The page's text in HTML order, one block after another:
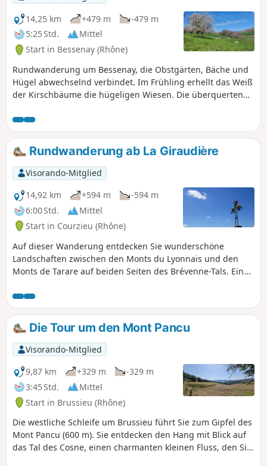
14,25 km
+479 m
-479 m
5:25 Std.
Mittel
Start in Bessenay (Rhône)
Rundwanderung um Bessenay, die Obstgärten, Bäche und
Hügel abwechselnd verbindet. Im Frühling erhellt das Weiß
der Kirschbäume die hügeligen Wiesen. Die überquerten
typische Strecke.
Rundwanderung ab La Giraudière
Visorando-Mitglied
14,92 km
+594 m
-594 m
6:00 Std.
Mittel
Start in Courzieu (Rhône)
Auf dieser Wanderung entdecken Sie wunderschöne
Landschaften zwischen den Monts du Lyonnais und den
Monts de Tarare auf beiden Seiten des Brévenne-Tals. Ein
Bergkämmen mit sehr interessanten Aussichtspunkten.
Zahlreiche Wegweiser entlang der Strecke helfen Ihnen bei
der Orientierung.
Die Tour um den Mont Pancu
Visorando-Mitglied
9,87 km
+329 m
-329 m
3:45 Std.
Mittel
Start in Brussieu (Rhône)
Die westliche Schleife um Brussieu führt Sie zum Gipfel des
Mont Pancu (600 m). Sie entdecken den Hang mit Blick auf
das Tal des Cosne, einen charmanten kleinen Fluss, den Sie